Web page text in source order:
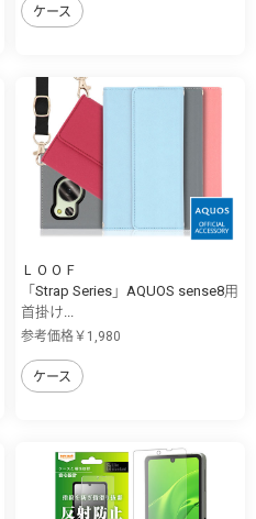
ケース
ＬＯＯＦ
「Strap Series」AQUOS sense8用
首掛け...
参考価格￥1,980
ケース